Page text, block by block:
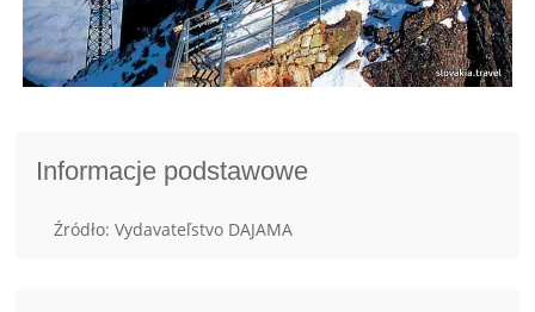
Informacje podstawowe
Źródło: Vydavateľstvo DAJAMA